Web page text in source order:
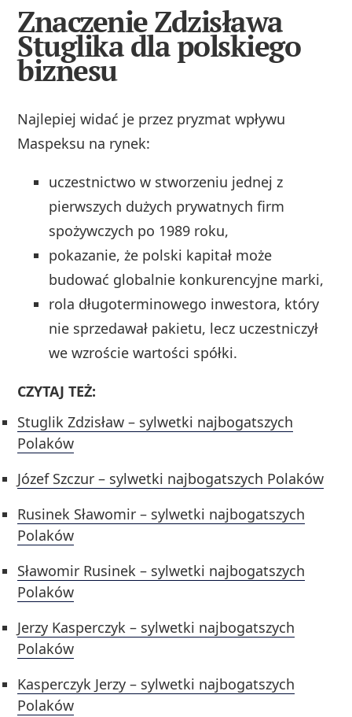
Znaczenie Zdzisława
Stuglika dla polskiego
biznesu
Najlepiej widać je przez pryzmat wpływu
Maspeksu na rynek:
uczestnictwo w stworzeniu jednej z
pierwszych dużych prywatnych firm
spożywczych po 1989 roku,
pokazanie, że polski kapitał może
budować globalnie konkurencyjne marki,
rola długoterminowego inwestora, który
nie sprzedawał pakietu, lecz uczestniczył
we wzroście wartości spółki.
CZYTAJ TEŻ:
Stuglik Zdzisław – sylwetki najbogatszych
Polaków
Józef Szczur – sylwetki najbogatszych Polaków
Rusinek Sławomir – sylwetki najbogatszych
Polaków
Sławomir Rusinek – sylwetki najbogatszych
Polaków
Jerzy Kasperczyk – sylwetki najbogatszych
Polaków
Kasperczyk Jerzy – sylwetki najbogatszych
Polaków